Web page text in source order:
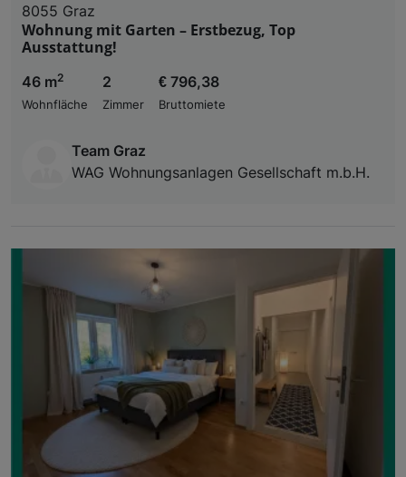
8055 Graz
Wohnung mit Garten – Erstbezug, Top
Ausstattung!
46 m2
Wohnfläche
2
Zimmer
€ 796,38
Bruttomiete
Team Graz
WAG Wohnungsanlagen Gesellschaft m.b.H.